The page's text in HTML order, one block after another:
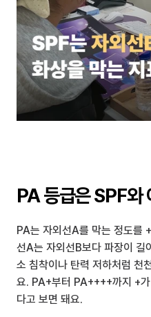
PA 등급은 SPF와
PA는 자외선A를 막는 정도를
선A는 자외선B보다 파장이 길
소 침착이나 탄력 저하처럼 천
요. PA+부터 PA++++까지 +
다고 보면 돼요.